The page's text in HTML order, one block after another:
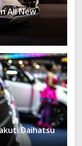
All New
Daihatsu